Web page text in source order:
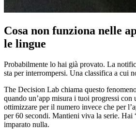
Cosa non funziona nelle
le lingue
Probabilmente lo hai già provato. La
sta per interrompersi. Una classifica a cui
The Decision Lab chiama questo
quando un’app misura i tuoi progressi con
ottimizzare per il numero invece che per
per 60 secondi. Mantieni viva la serie. Hai
imparato nulla.